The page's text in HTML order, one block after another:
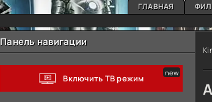
ГЛАВНАЯ
Панель навигации
Включить ТВ режим